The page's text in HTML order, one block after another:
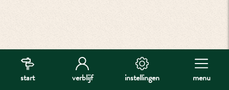
start verblijf instellingen menu